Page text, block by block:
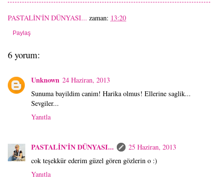
PASTALİN'İN DÜNYASI... zaman: 13:20
Paylaş
6 yorum:
Unknown 24 Haziran, 2013
Sunuma bayildim canim! Harika olmus! Ellerine saglik...
Sevgiler...
Yanıtla
PASTALİN'İN DÜNYASI...
25 Haziran, 2013
cok teşekkür ederim güzel gören gözlerin o :)
Yanıtla